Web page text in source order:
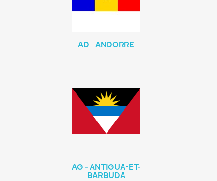
AD - ANDORRE
AG - ANTIGUA-ET-
BARBUDA